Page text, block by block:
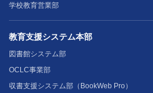
学校教育営業部
教育支援システム本部
図書館システム部
OCLC事業部
収書支援システム部（BookWeb Pro）